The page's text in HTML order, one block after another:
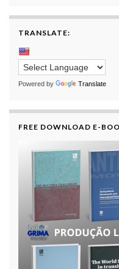
TRANSLATE:
Powered by Translate
FREE DOWNLOAD E-